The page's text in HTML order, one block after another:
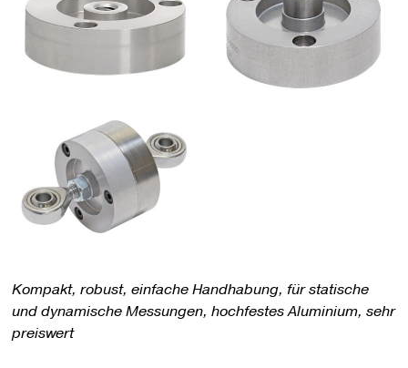
Kompakt, robust, einfache Handhabung, für statische
und dynamische Messungen, hochfestes Aluminium, sehr
preiswert